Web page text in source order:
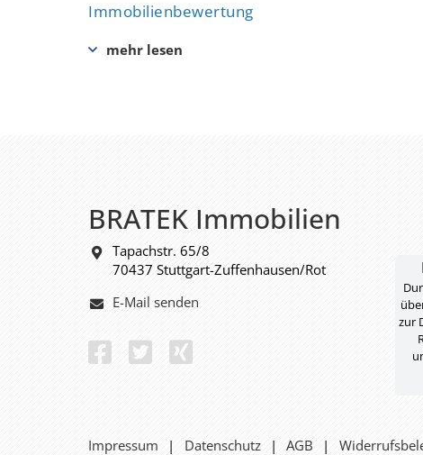
Immobilienbewertung
BRATEK Immobilien
Tapachstr. 65/8
70437 Stuttgart-Zuffenhausen/Rot
E-Mail senden
Impressum Datenschutz AGB